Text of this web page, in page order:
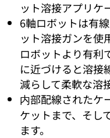
ット溶接アプリケ
6軸ロボットは有
ット溶接ガンを使
ロボットより有利
に近づけると溶接
減らして柔軟な溶
内部配線されたケ
ケットまで、そし
ます。